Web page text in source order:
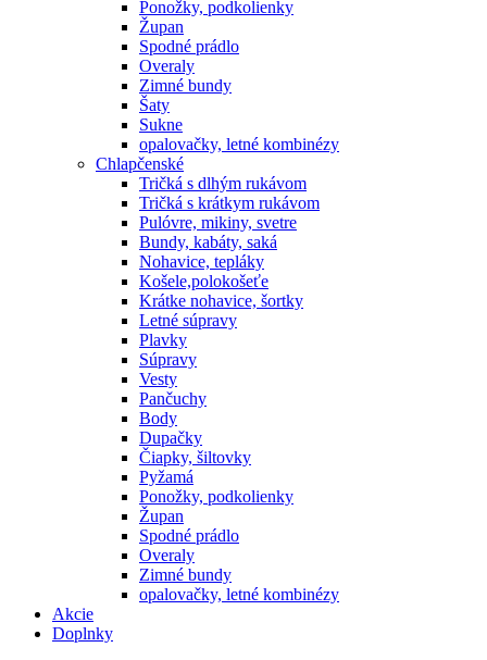
Ponožky, podkolienky
Župan
Spodné prádlo
Overaly
Zimné bundy
Šaty
Sukne
opalovačky, letné kombinézy
Chlapčenské
Tričká s dlhým rukávom
Tričká s krátkym rukávom
Pulóvre, mikiny, svetre
Bundy, kabáty, saká
Nohavice, tepláky
Košele,polokošeťe
Krátke nohavice, šortky
Letné súpravy
Plavky
Súpravy
Vesty
Pančuchy
Body
Dupačky
Čiapky, šiltovky
Pyžamá
Ponožky, podkolienky
Župan
Spodné prádlo
Overaly
Zimné bundy
opalovačky, letné kombinézy
Akcie
Doplnky